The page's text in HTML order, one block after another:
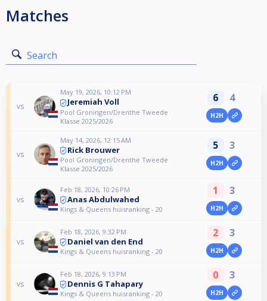
Matches
Search
vs
May 19, 2026, 10:12 PM
Jeremiah Voll
Pool Groningen/Drenthe Tweede
Klasse 2025/2026
6 4
H2H
vs
May 14, 2026, 12:15 AM
Rick Brouwer
Pool Groningen/Drenthe Tweede
Klasse 2025/2026
5 3
H2H
vs
Feb 18, 2026, 10:26 PM
Anas Abdulwahed
Kings & Queens huisranking - 20
1 3
H2H
vs
Feb 18, 2026, 9:32 PM
Daniel van den End
Kings & Queens huisranking - 20
2 3
H2H
vs
Feb 18, 2026, 9:13 PM
Dennis G Tahapary
Kings & Queens huisranking - 20
0 3
H2H